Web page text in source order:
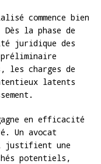
commence bien
la phase de
juridique des
les charges de
latents
en efficacité
Un avocat
justifient une
potentiels,